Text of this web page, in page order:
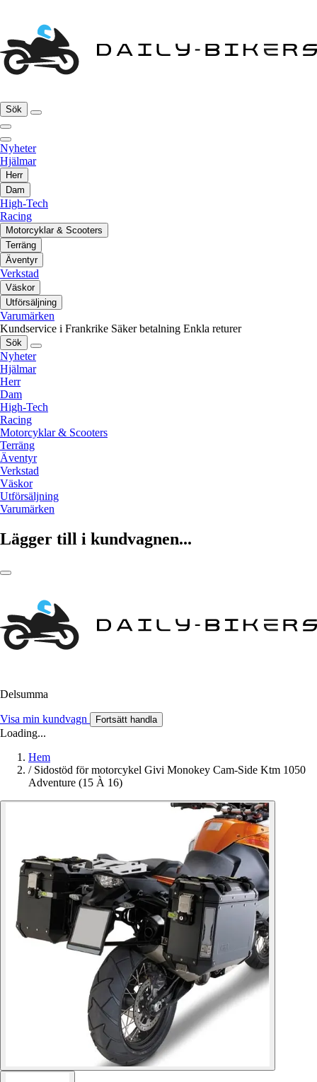
Sök
Nyheter
Hjälmar
Herr
Dam
High-Tech
Racing
Motorcyklar & Scooters
Terräng
Äventyr
Verkstad
Väskor
Utförsäljning
Varumärken
Kundservice i Frankrike Säker betalning Enkla returer
Sök
Nyheter
Hjälmar
Herr
Dam
High-Tech
Racing
Motorcyklar & Scooters
Terräng
Äventyr
Verkstad
Väskor
Utförsäljning
Varumärken
Lägger till i kundvagnen...
Delsumma
Visa min kundvagn Fortsätt handla
Loading...
Hem
/ Sidostöd för motorcykel Givi Monokey Cam-Side Ktm 1050
Adventure (15 À 16)